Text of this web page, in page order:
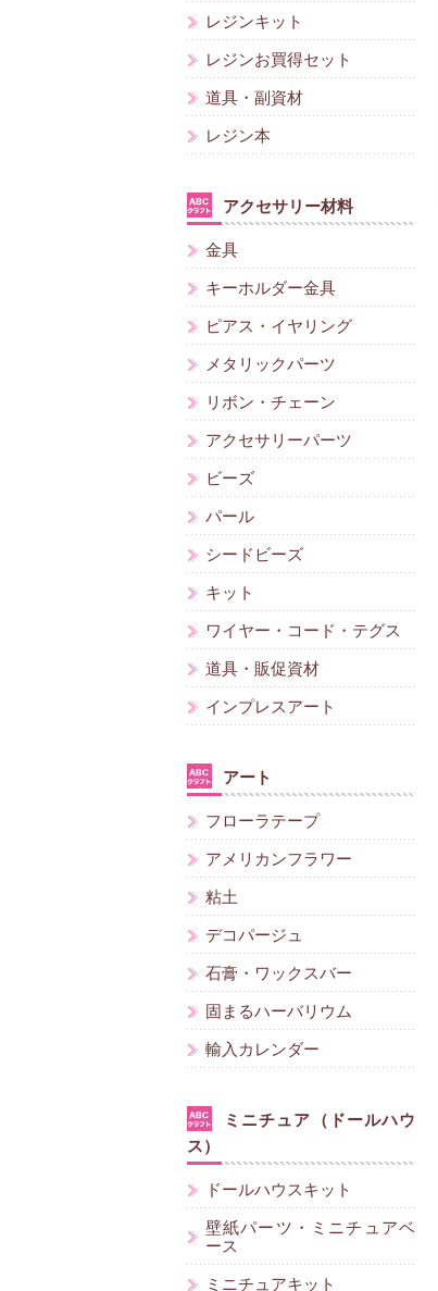
レジンキット
レジンお買得セット
道具・副資材
レジン本
アクセサリー材料
金具
キーホルダー金具
ピアス・イヤリング
メタリックパーツ
リボン・チェーン
アクセサリーパーツ
ビーズ
パール
シードビーズ
キット
ワイヤー・コード・テグス
道具・販促資材
インプレスアート
アート
フローラテープ
アメリカンフラワー
粘土
デコパージュ
石膏・ワックスバー
固まるハーバリウム
輸入カレンダー
ミニチュア（ドールハウ
ス）
ドールハウスキット
壁紙パーツ・ミニチュアベ
ース
ミニチュアキット